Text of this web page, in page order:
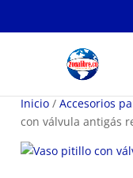
Inicio / Accesorios
con válvula antigás